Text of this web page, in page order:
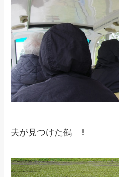
夫が見つけた鶴 ⇩